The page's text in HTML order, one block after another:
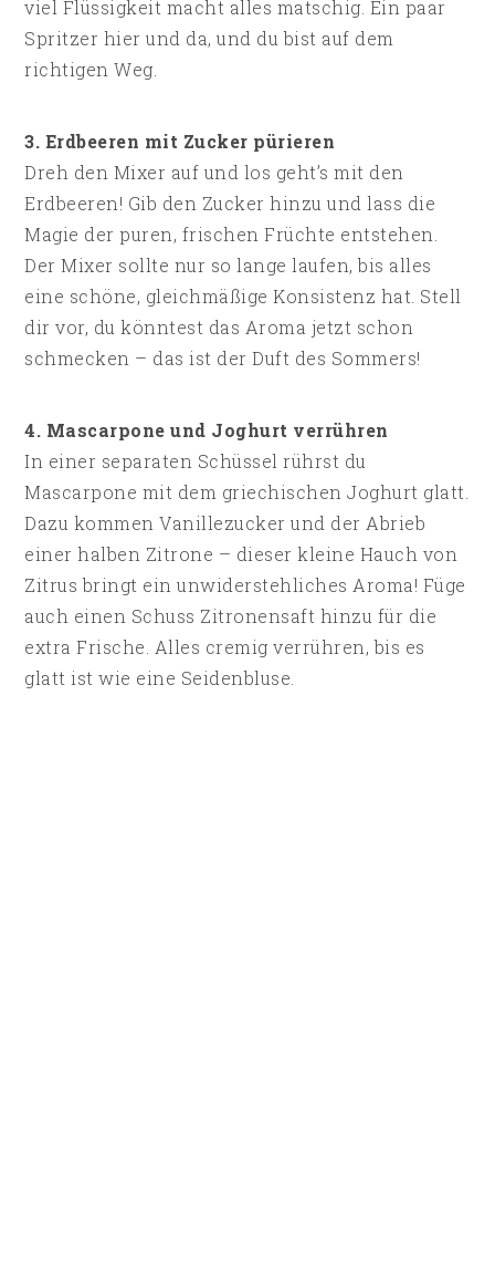
viel Flüssigkeit macht alles matschig. Ein paar
Spritzer hier und da, und du bist auf dem
richtigen Weg.
3. Erdbeeren mit Zucker pürieren
Dreh den Mixer auf und los geht’s mit den
Erdbeeren! Gib den Zucker hinzu und lass die
Magie der puren, frischen Früchte entstehen.
Der Mixer sollte nur so lange laufen, bis alles
eine schöne, gleichmäßige Konsistenz hat. Stell
dir vor, du könntest das Aroma jetzt schon
schmecken – das ist der Duft des Sommers!
4. Mascarpone und Joghurt verrühren
In einer separaten Schüssel rührst du
Mascarpone mit dem griechischen Joghurt glatt.
Dazu kommen Vanillezucker und der Abrieb
einer halben Zitrone – dieser kleine Hauch von
Zitrus bringt ein unwiderstehliches Aroma! Füge
auch einen Schuss Zitronensaft hinzu für die
extra Frische. Alles cremig verrühren, bis es
glatt ist wie eine Seidenbluse.